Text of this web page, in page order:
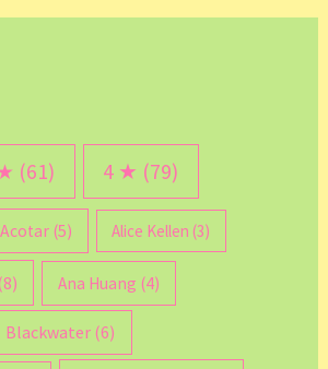
(61) 4 ★ (79)
Acotar(5) Alice Kellen (3)
Ana Huang (4)
Blackwater (6)